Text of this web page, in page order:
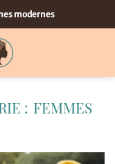
modernes
FEMMES